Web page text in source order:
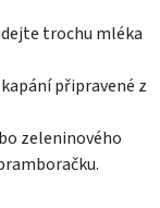
trochu mléka
připravené z
zeleninového